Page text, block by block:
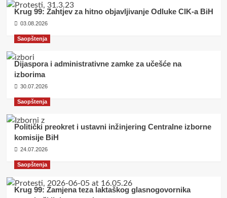
Krug 99: Zahtjev za hitno objavljivanje Odluke CIK-a BiH
03.08.2026
Saopštenja
Dijaspora i administrativne zamke za učešće na
izborima
30.07.2026
Saopštenja
Politički preokret i ustavni inžinjering Centralne izborne
komisije BiH
24.07.2026
Saopštenja
Krug 99: Zamjena teza laktaškog glasnogovornika